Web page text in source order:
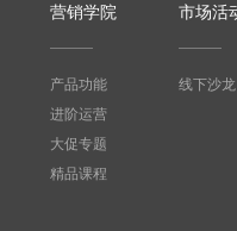
营销学院
产品功能
进阶运营
大促专题
精品课程
市场活
线下沙龙